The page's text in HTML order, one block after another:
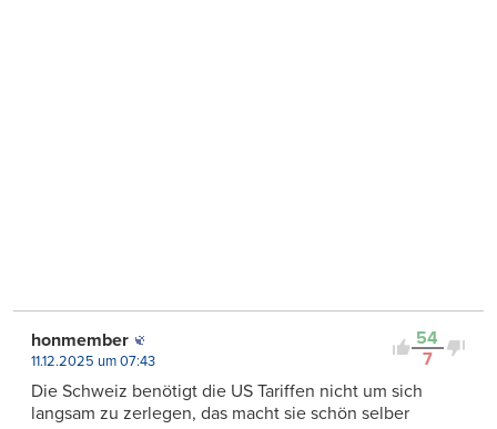
54
7
honmember
11.12.2025 um 07:43
Die Schweiz benötigt die US Tariffen nicht um sich
langsam zu zerlegen, das macht sie schön selber